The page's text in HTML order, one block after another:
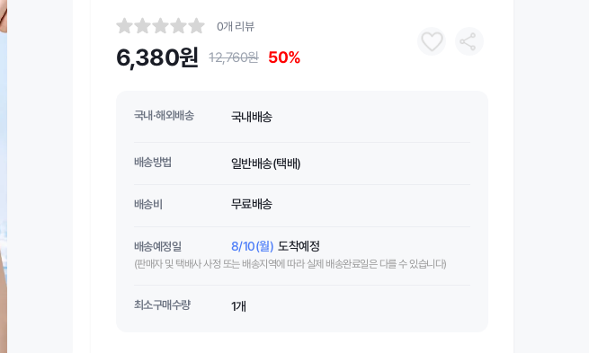
0개 리뷰
6,380원 12,760원 50%
국내·해외배송 국내배송
배송방법 일반배송(택배)
배송비 무료배송
배송예정일 8/10(월) 도착예정
(판매자 및 택배사 사정 또는 배송지역에 따라 실제 배송완료일은 다를 수 있습니다)
최소구매수량 1개